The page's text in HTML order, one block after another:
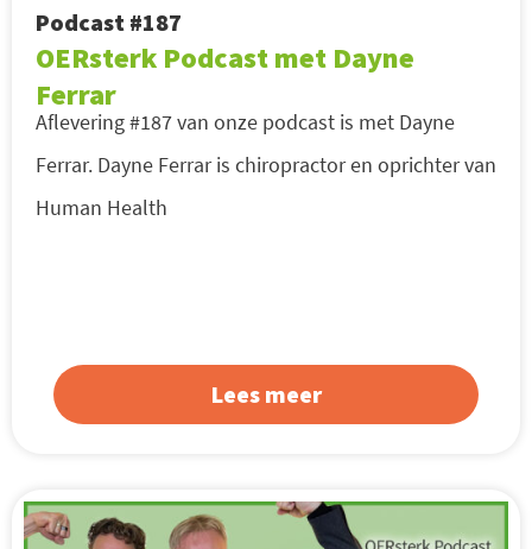
Podcast #187
OERsterk Podcast met Dayne
Ferrar
Aflevering #187 van onze podcast is met Dayne
Ferrar. Dayne Ferrar is chiropractor en oprichter van
Human Health
Lees meer